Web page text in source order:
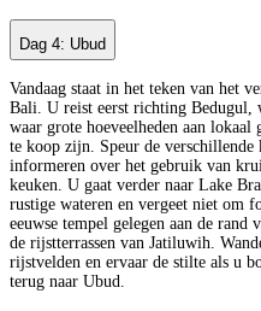
Dag 4: Ubud
Vandaag staat in het teken van het
Bali. U reist eerst richting Bedugul,
waar grote hoeveelheden aan
te koop zijn. Speur de verschillende
informeren over het gebruik van
keuken. U gaat verder naar Lake
rustige wateren en vergeet niet om
eeuwse tempel gelegen aan de rand
de rijstterrassen van Jatiluwih.
rijstvelden en ervaar de stilte als u
terug naar Ubud.